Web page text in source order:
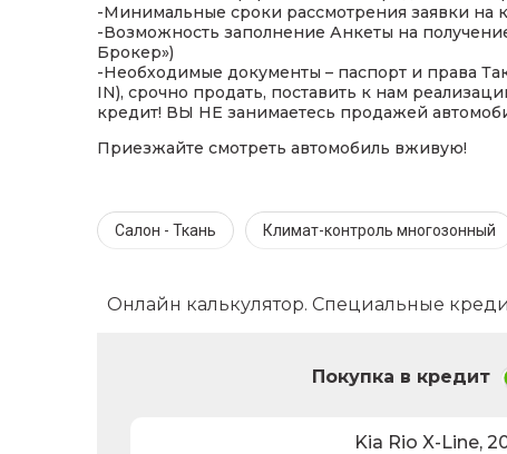
-Минимальные сроки рассмотрения заявки на
-Возможность заполнение Анкеты на
Брокер»)
-Необходимые документы – паспорт и права
IN), срочно продать, поставить к нам
кредит! ВЫ НЕ занимаетесь продажей
Приезжайте смотреть автомобиль вживую!
Салон - Ткань Климат-контроль многозонный
Онлайн калькулятор. Специальные
Покупка в кредит
Kia Rio X-Line,